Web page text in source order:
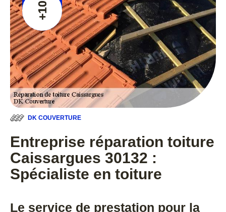
+10
DK COUVERTURE
Entreprise réparation toiture
Caissargues 30132 :
Spécialiste en toiture
Le service de prestation pour la